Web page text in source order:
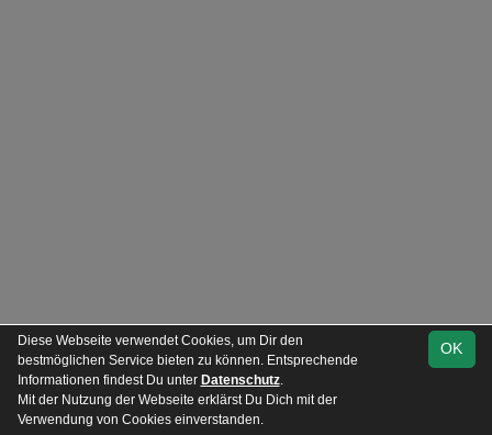
Team
OK
Diese Webseite verwendet Cookies, um Dir den
bestmöglichen Service bieten zu können. Entsprechende
Informationen findest Du unter Datenschutz.
Mit der Nutzung der Webseite erklärst Du Dich mit der
Verwendung von Cookies einverstanden.